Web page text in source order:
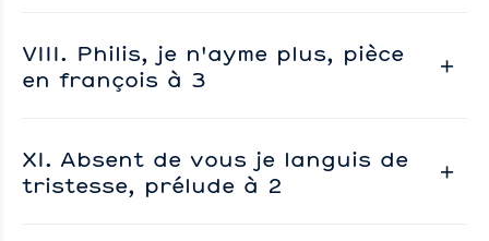
VIII. Philis, je n'ayme plus, pièce
en françois à 3
XI. Absent de vous je languis de
tristesse, prélude à 2